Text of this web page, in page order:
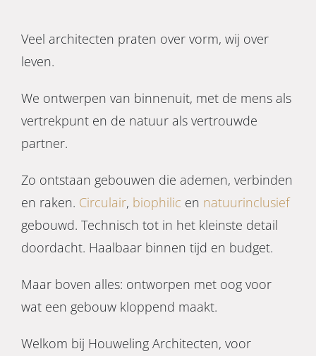
Veel architecten praten over vorm, wij over
leven.
We ontwerpen van binnenuit, met de mens als
vertrekpunt en de natuur als vertrouwde
partner.
Zo ontstaan gebouwen die ademen, verbinden
en raken. Circulair, biophilic en natuurinclusief
gebouwd. Technisch tot in het kleinste detail
doordacht. Haalbaar binnen tijd en budget.
Maar boven alles: ontworpen met oog voor
wat een gebouw kloppend maakt.
Welkom bij Houweling Architecten, voor